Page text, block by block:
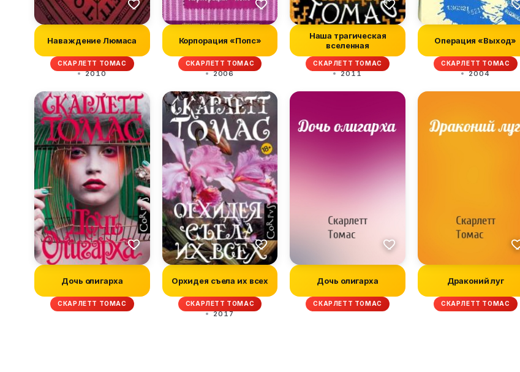
Наваждение Люмаса
СКАРЛЕТТ ТОМАС
2010
Корпорация «Попс»
СКАРЛЕТТ ТОМАС
2006
Наша трагическая
вселенная
СКАРЛЕТТ ТОМАС
2011
Операция «Выход»
СКАРЛЕТТ ТОМАС
2004
Дочь олигарха
СКАРЛЕТТ ТОМАС
Орхидея съела их всех
СКАРЛЕТТ ТОМАС
2017
Дочь олигарха
СКАРЛЕТТ ТОМАС
Драконий луг
СКАРЛЕТТ ТОМАС